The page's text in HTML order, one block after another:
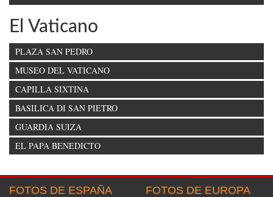
El Vaticano
PLAZA SAN PEDRO
MUSEO DEL VATICANO
CAPILLA SIXTINA
BASILICA DI SAN PIETRO
GUARDIA SUIZA
EL PAPA BENEDICTO
FOTOS DE ESPAÑA FOTOS DE EUROPA